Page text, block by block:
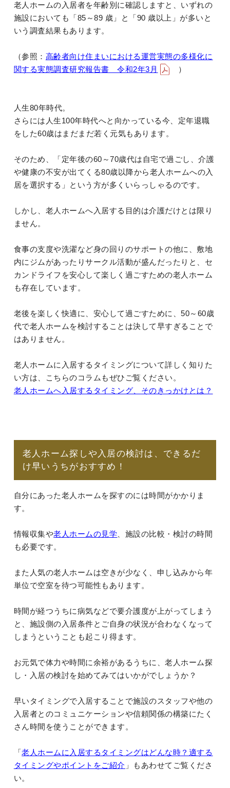
老人ホームの入居者を年齢別に確認しますと、いずれの
施設においても「85～89 歳」と「90 歳以上」が多いと
いう調査結果もあります。
（参照： 高齢者向け住まいにおける運営実態の多様化に
関する実態調査研究報告書 令和2年3月
）
人生80年時代。
さらには人生100年時代へと向かっている今、定年退職
をした60歳はまだまだ若く元気もあります。
そのため、「定年後の60～70歳代は自宅で過ごし、介護
や健康の不安が出てくる80歳以降から老人ホームへの入
居を選択する」という方が多くいらっしゃるのです。
しかし、老人ホームへ入居する目的は介護だけとは限り
ません。
食事の支度や洗濯など身の回りのサポートの他に、敷地
内にジムがあったりサークル活動が盛んだったりと、セ
カンドライフを安心して楽しく過ごすための老人ホーム
も存在しています。
老後を楽しく快適に、安心して過ごすために、50～60歳
代で老人ホームを検討することは決して早すぎることで
はありません。
老人ホームに入居するタイミングについて詳しく知りた
い方は、こちらのコラムもぜひご覧ください。
老人ホームへ入居するタイミング、そのきっかけとは？
老人ホーム探しや入居の検討は、できるだ
け早いうちがおすすめ！
自分にあった老人ホームを探すのには時間がかかりま
す。
情報収集や老人ホームの見学 、施設の比較・検討の時間
も必要です。
また人気の老人ホームは空きが少なく、申し込みから年
単位で空室を待つ可能性もあります。
時間が経つうちに病気などで要介護度が上がってしまう
と、施設側の入居条件とご自身の状況が合わなくなって
しまうということも起こり得ます。
お元気で体力や時間に余裕があるうちに、老人ホーム探
し・入居の検討を始めてみてはいかがでしょうか？
早いタイミングで入居することで施設のスタッフや他の
入居者とのコミュニケーションや信頼関係の構築にたく
さん時間を使うことができます。
「老人ホームに入居するタイミングはどんな時？適する
タイミングやポイントをご紹介 」もあわせてご覧くださ
い。